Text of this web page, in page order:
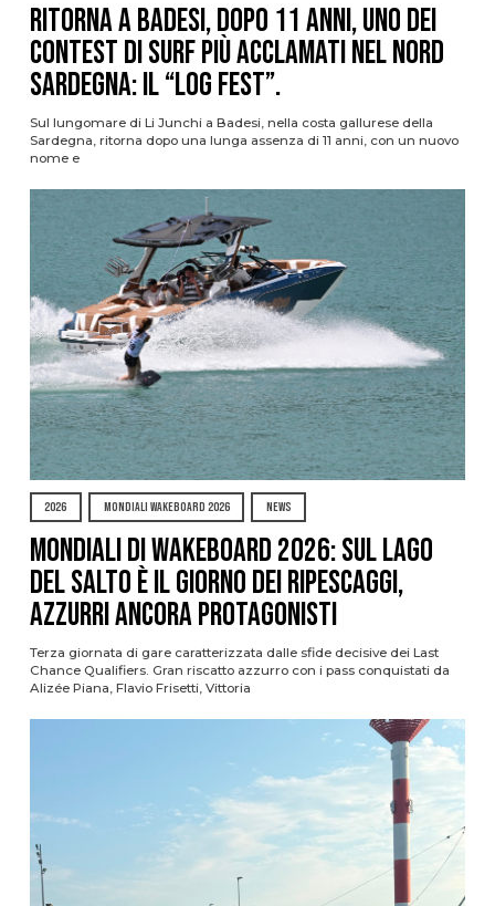
Ritorna a Badesi, dopo 11 anni, uno dei
contest di surf più acclamati nel nord
Sardegna: il “Log Fest”.
Sul lungomare di Li Junchi a Badesi, nella costa gallurese della
Sardegna, ritorna dopo una lunga assenza di 11 anni, con un nuovo
nome e
2026 MONDIALI WAKEBOARD 2026 NEWS
Mondiali di Wakeboard 2026: sul Lago
del Salto è il giorno dei ripescaggi,
azzurri ancora protagonisti
Terza giornata di gare caratterizzata dalle sfide decisive dei Last
Chance Qualifiers. Gran riscatto azzurro con i pass conquistati da
Alizée Piana, Flavio Frisetti, Vittoria